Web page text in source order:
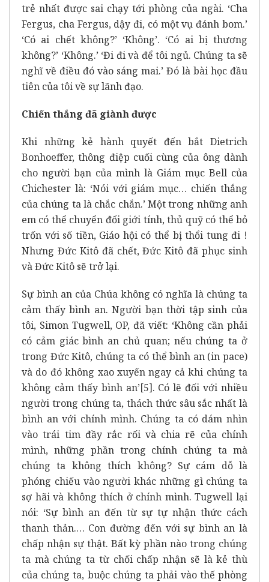
trẻ nhất được sai chạy tới phòng của ngài. ‘Cha
Fergus, cha Fergus, dậy đi, có một vụ đánh bom.’
‘Có ai chết không?’ ‘Không’. ‘Có ai bị thương
không?’ ‘Không.’ ‘Đi đi và để tôi ngủ. Chúng ta sẽ
nghĩ về điều đó vào sáng mai.’ Đó là bài học đầu
tiên của tôi về sự lãnh đạo.
Chiến thắng đã giành được
Khi những kẻ hành quyết đến bắt Dietrich
Bonhoeffer, thông điệp cuối cùng của ông dành
cho người bạn của mình là Giám mục Bell của
Chichester là: ‘Nói với giám mục… chiến thắng
của chúng ta là chắc chắn.’ Một trong những anh
em có thể chuyển đổi giới tính, thủ quỹ có thể bỏ
trốn với số tiền, Giáo hội có thể bị thổi tung đi !
Nhưng Đức Kitô đã chết, Đức Kitô đã phục sinh
và Đức Kitô sẽ trở lại.
Sự bình an của Chúa không có nghĩa là chúng ta
cảm thấy bình an. Người bạn thời tập sinh của
tôi, Simon Tugwell, OP, đã viết: ‘Không cần phải
có cảm giác bình an chủ quan; nếu chúng ta ở
trong Đức Kitô, chúng ta có thể bình an (in pace)
và do đó không xao xuyến ngay cả khi chúng ta
không cảm thấy bình an’[5]. Có lẽ đối với nhiều
người trong chúng ta, thách thức sâu sắc nhất là
bình an với chính mình. Chúng ta có dám nhìn
vào trái tim đầy rắc rối và chia rẽ của chính
mình, những phần trong chính chúng ta mà
chúng ta không thích không? Sự cám dỗ là
phóng chiếu vào người khác những gì chúng ta
sợ hãi và không thích ở chính mình. Tugwell lại
nói: ‘Sự bình an đến từ sự tự nhận thức cách
thanh thản.… Con đường đến với sự bình an là
chấp nhận sự thật. Bất kỳ phần nào trong chúng
ta mà chúng ta từ chối chấp nhận sẽ là kẻ thù
của chúng ta, buộc chúng ta phải vào thế phòng